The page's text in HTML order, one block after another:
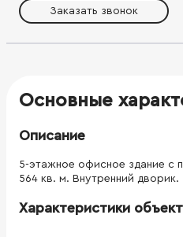
Заказать звонок
Основные
Описание
5-этажноe офисное здание с
564 кв. м. Внутренний дворик.
Характеристики